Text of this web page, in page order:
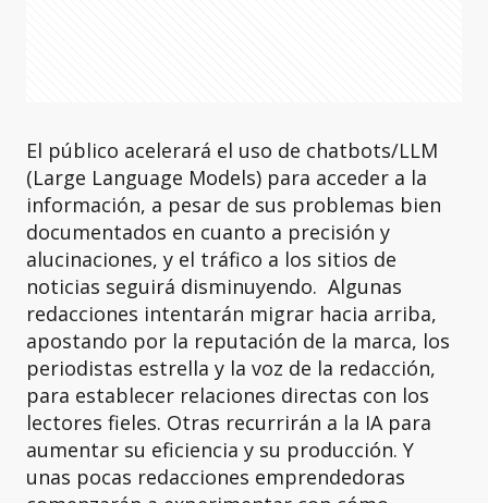
El público acelerará el uso de chatbots/LLM
(Large Language Models) para acceder a la
información, a pesar de sus problemas bien
documentados en cuanto a precisión y
alucinaciones, y el tráfico a los sitios de
noticias seguirá disminuyendo. Algunas
redacciones intentarán migrar hacia arriba,
apostando por la reputación de la marca, los
periodistas estrella y la voz de la redacción,
para establecer relaciones directas con los
lectores fieles. Otras recurrirán a la IA para
aumentar su eficiencia y su producción. Y
unas pocas redacciones emprendedoras